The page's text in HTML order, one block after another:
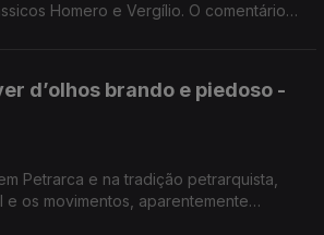
Homero e Vergílio. O comentário
d’olhos brando e piedoso -
Petrarca e na tradição petrarquista,
os movimentos, aparentemente